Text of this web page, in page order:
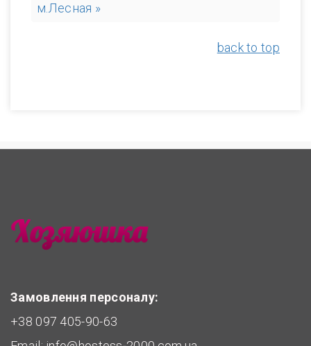
м.Лесная »
back to top
Замовлення персоналу:
+38 097 405-90-63